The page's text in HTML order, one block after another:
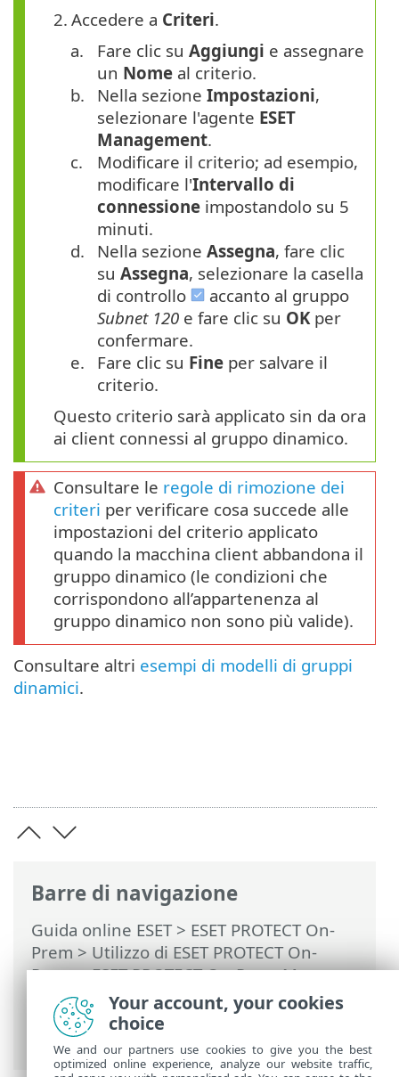
Barre di navigazione
Guida online ESET> ESET PROTECT On-
Prem > Utilizzo di ESET PROTECT On-
Prem>ESET PROTECT On-Prem Menu
principale >Altro>Modelli gruppo
dinamico
> Come automatizzare ESET
PROTECT On-Prem
2. Accedere a Criteri.
a.
Fare clic su Aggiungi e assegnare
un Nome al criterio.
b.
Nella sezione Impostazioni,
selezionare l'agente ESET
Management.
c.
Modificare il criterio; ad esempio,
modificare l'Intervallo di
connessione impostandolo su 5
minuti.
d.
Nella sezione Assegna, fare clic
su Assegna, selezionare la casella
di controllo
accanto al gruppo
Subnet 120 e fare clic su OK per
confermare.
e.
Fare clic su Fine per salvare il
criterio.
Questo criterio sarà applicato sin da ora
ai client connessi al gruppo dinamico.
Consultare le regole di rimozione dei
criteri per verificare cosa succede alle
impostazioni del criterio applicato
quando la macchina client abbandona il
gruppo dinamico (le condizioni che
corrispondono all’appartenenza al
gruppo dinamico non sono più valide).
Consultare altri esempi di modelli di gruppi
dinamici.
Your account, your cookies
choice
We and our partners use cookies to give you the best
optimized online experience, analyze our website traffic,